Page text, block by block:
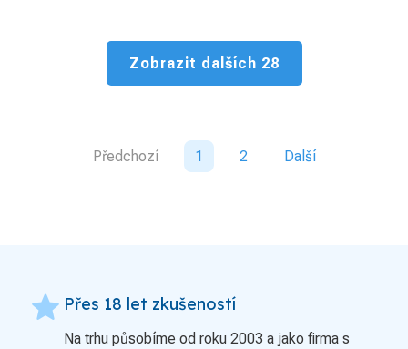
Zobrazit dalších 28
Předchozí 1 2 Další
grade Přes 18 let zkušeností
Na trhu působíme od roku 2003 a jako firma s